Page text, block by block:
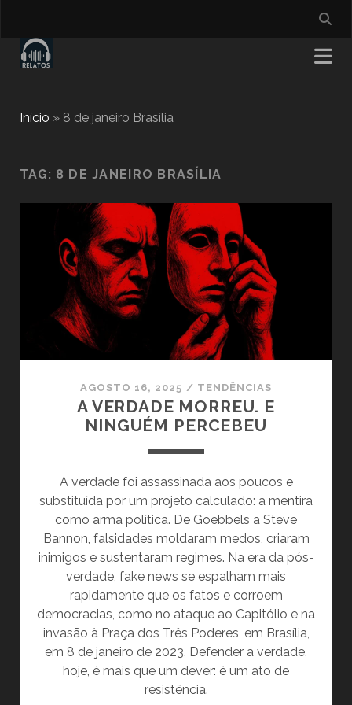
Início » 8 de janeiro Brasília
TAG: 8 DE JANEIRO BRASÍLIA
AGOSTO 16, 2025 / TENDÊNCIAS
A VERDADE MORREU. E
NINGUÉM PERCEBEU
A verdade foi assassinada aos poucos e
substituída por um projeto calculado: a mentira
como arma política. De Goebbels a Steve
Bannon, falsidades moldaram medos, criaram
inimigos e sustentaram regimes. Na era da pós-
verdade, fake news se espalham mais
rapidamente que os fatos e corroem
democracias, como no ataque ao Capitólio e na
invasão à Praça dos Três Poderes, em Brasília,
em 8 de janeiro de 2023. Defender a verdade,
hoje, é mais que um dever: é um ato de
resistência.